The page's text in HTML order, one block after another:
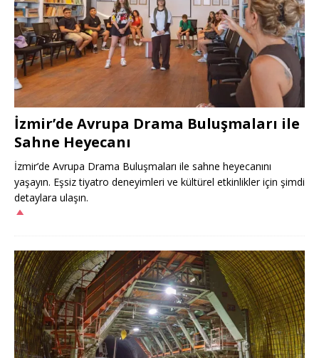
İzmir’de Avrupa Drama Buluşmaları ile
Sahne Heyecanı
İzmir’de Avrupa Drama Buluşmaları ile sahne heyecanını
yaşayın. Eşsiz tiyatro deneyimleri ve kültürel etkinlikler için şimdi
detaylara ulaşın.